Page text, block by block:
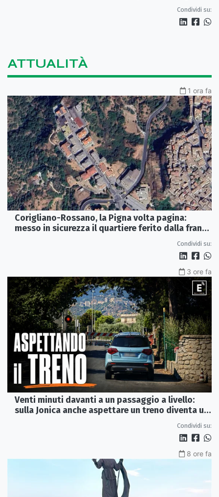
Condividi su:
ATTUALITÀ
1 ora fa
Corigliano-Rossano, la Pigna volta pagina:
messo in sicurezza il quartiere ferito dalla frana
Condividi su:
3 ore fa
Venti minuti davanti a un passaggio a livello:
sulla Jonica anche aspettare un treno diventa un
Condividi su:
8 ore fa